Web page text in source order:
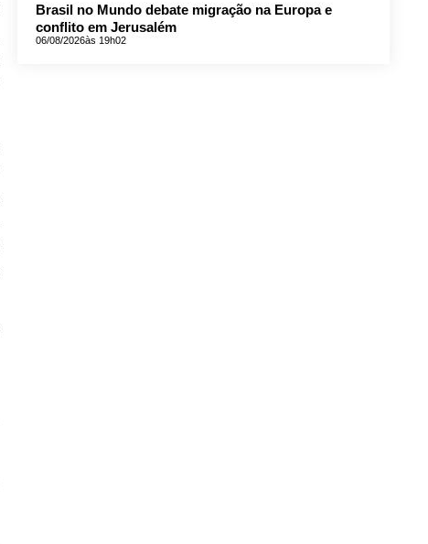
Brasil no Mundo debate migração na Europa e
conflito em Jerusalém
06/08/2026às 19h02